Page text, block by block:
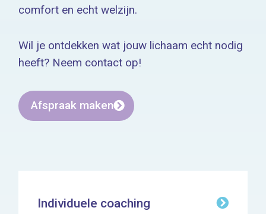
comfort en echt welzijn.
Wil je ontdekken wat jouw lichaam echt nodig
heeft? Neem contact op!
Afspraak maken
Individuele coaching